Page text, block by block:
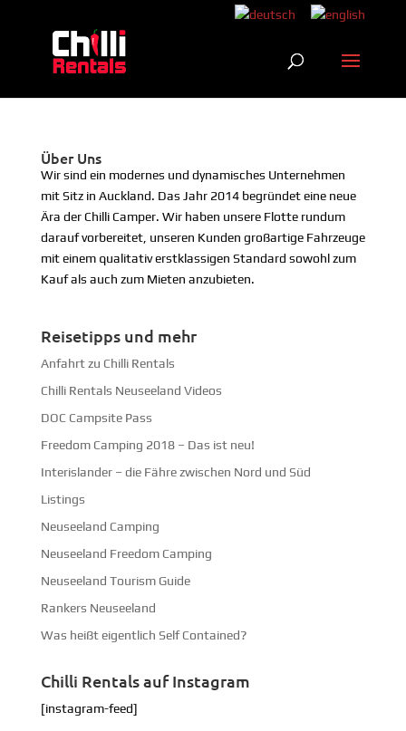
Über Uns
Wir sind ein modernes und dynamisches Unternehmen
mit Sitz in Auckland. Das Jahr 2014 begründet eine neue
Ära der Chilli Camper. Wir haben unsere Flotte rundum
darauf vorbereitet, unseren Kunden großartige Fahrzeuge
mit einem qualitativ erstklassigen Standard sowohl zum
Kauf als auch zum Mieten anzubieten.
Reisetipps und mehr
Anfahrt zu Chilli Rentals
Chilli Rentals Neuseeland Videos
DOC Campsite Pass
Freedom Camping 2018 – Das ist neu!
Interislander – die Fähre zwischen Nord und Süd
Listings
Neuseeland Camping
Neuseeland Freedom Camping
Neuseeland Tourism Guide
Rankers Neuseeland
Was heißt eigentlich Self Contained?
Chilli Rentals auf Instagram
[instagram-feed]